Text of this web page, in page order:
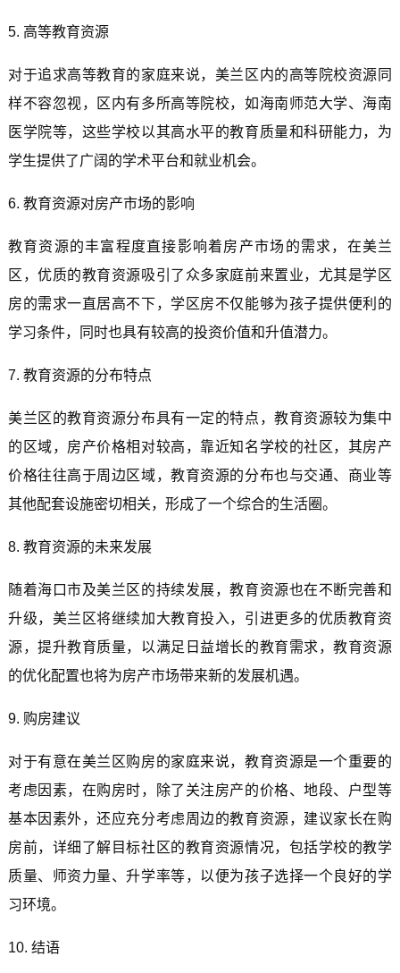
5. 高等教育资源
对于追求高等教育的家庭来说，美兰区内的高等院校资源同
样不容忽视，区内有多所高等院校，如海南师范大学、海南
医学院等，这些学校以其高水平的教育质量和科研能力，为
学生提供了广阔的学术平台和就业机会。
6. 教育资源对房产市场的影响
教育资源的丰富程度直接影响着房产市场的需求，在美兰
区，优质的教育资源吸引了众多家庭前来置业，尤其是学区
房的需求一直居高不下，学区房不仅能够为孩子提供便利的
学习条件，同时也具有较高的投资价值和升值潜力。
7. 教育资源的分布特点
美兰区的教育资源分布具有一定的特点，教育资源较为集中
的区域，房产价格相对较高，靠近知名学校的社区，其房产
价格往往高于周边区域，教育资源的分布也与交通、商业等
其他配套设施密切相关，形成了一个综合的生活圈。
8. 教育资源的未来发展
随着海口市及美兰区的持续发展，教育资源也在不断完善和
升级，美兰区将继续加大教育投入，引进更多的优质教育资
源，提升教育质量，以满足日益增长的教育需求，教育资源
的优化配置也将为房产市场带来新的发展机遇。
9. 购房建议
对于有意在美兰区购房的家庭来说，教育资源是一个重要的
考虑因素，在购房时，除了关注房产的价格、地段、户型等
基本因素外，还应充分考虑周边的教育资源，建议家长在购
房前，详细了解目标社区的教育资源情况，包括学校的教学
质量、师资力量、升学率等，以便为孩子选择一个良好的学
习环境。
10. 结语